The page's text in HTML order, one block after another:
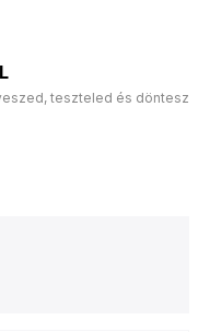
teszteled és döntesz